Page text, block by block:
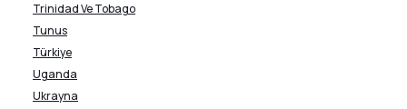
Trinidad Ve Tobago
Tunus
Türkiye
Uganda
Ukrayna